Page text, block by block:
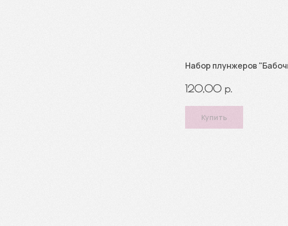
Набор плунжеров
120,00 р.
Купить